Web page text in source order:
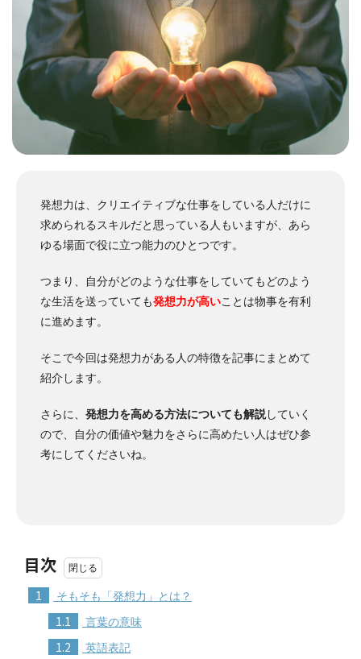
発想力は、クリエイティブな仕事をしている人だけに
求められるスキルだと思っている人もいますが、あら
ゆる場面で役に立つ能力のひとつです。
つまり、自分がどのような仕事をしていてもどのよう
な生活を送っていても発想力が高いことは物事を有利
に進めます。
そこで今回は発想力がある人の特徴を記事にまとめて
紹介します。
さらに、 発想力を高める方法についても解説していく
ので、自分の価値や魅力をさらに高めたい人はぜひ参
考にしてくださいね。
目次
1 そもそも「発想力」とは？
1.1 言葉の意味
1.2 英語表記